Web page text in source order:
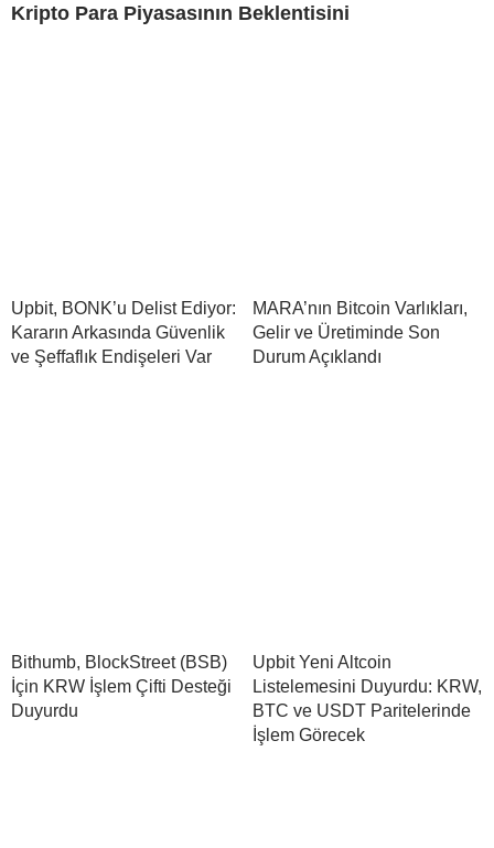
Kripto Para Piyasasının Beklentisini
Upbit, BONK’u Delist Ediyor:
Kararın Arkasında Güvenlik
ve Şeffaflık Endişeleri Var
MARA’nın Bitcoin Varlıkları,
Gelir ve Üretiminde Son
Durum Açıklandı
Bithumb, BlockStreet (BSB)
İçin KRW İşlem Çifti Desteği
Duyurdu
Upbit Yeni Altcoin
Listelemesini Duyurdu: KRW,
BTC ve USDT Paritelerinde
İşlem Görecek